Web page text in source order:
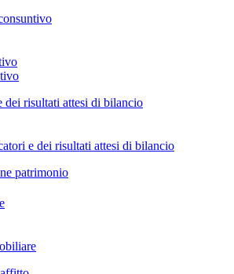
dei risultati attesi di bilancio
e dei risultati attesi di bilancio
patrimonio